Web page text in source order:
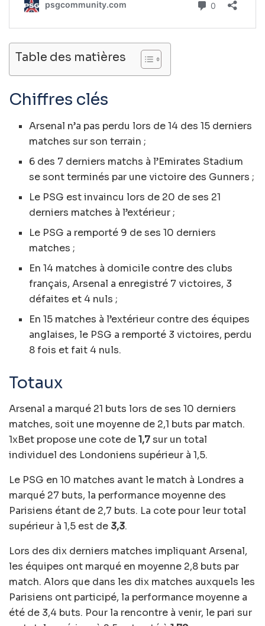
Table des matières
Chiffres clés
Arsenal n’a pas perdu lors de 14 des 15 derniers
matches sur son terrain ;
6 des 7 derniers matchs à l’Emirates Stadium
se sont terminés par une victoire des Gunners ;
Le PSG est invaincu lors de 20 de ses 21
derniers matches à l’extérieur ;
Le PSG a remporté 9 de ses 10 derniers
matches ;
En 14 matches à domicile contre des clubs
français, Arsenal a enregistré 7 victoires, 3
défaites et 4 nuls ;
En 15 matches à l’extérieur contre des équipes
anglaises, le PSG a remporté 3 victoires, perdu
8 fois et fait 4 nuls.
Totaux
Arsenal a marqué 21 buts lors de ses 10 derniers
matches, soit une moyenne de 2,1 buts par match.
1xBet propose une cote de1,7sur un total
individuel des Londoniens supérieur à 1,5.
Le PSG en 10 matches avant le match à Londres a
marqué 27 buts, la performance moyenne des
Parisiens étant de 2,7 buts. La cote pour leur total
supérieur à 1,5 est de 3,3.
Lors des dix derniers matches impliquant Arsenal,
les équipes ont marqué en moyenne 2,8 buts par
match. Alors que dans les dix matches auxquels les
Parisiens ont participé, la performance moyenne a
été de 3,4 buts. Pour la rencontre à venir, le pari sur